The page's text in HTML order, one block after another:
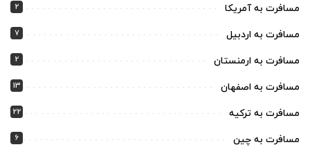
مسافرت به آمریکا 2
مسافرت به اردبیل 7
مسافرت به ارمنستان 2
مسافرت به اصفهان 13
مسافرت به ترکیه 22
مسافرت به چین 6